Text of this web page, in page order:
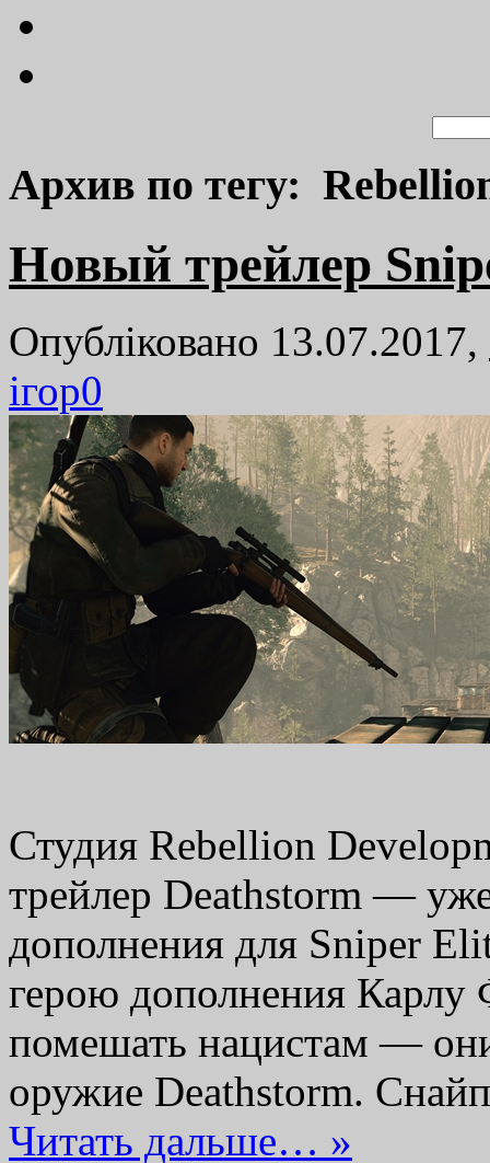
Архив по тегу:
Новый трейлер
Опубліковано 13.07.2017,
ігор0
Студия Rebellion
трейлер Deathstorm —
дополнения для Sniper
герою дополнения Карлу
помешать нацистам —
оружие Deathstorm.
Читать дальше… »